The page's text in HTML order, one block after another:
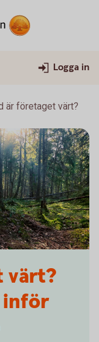
Logga in
är företaget värt?
värt?
inför